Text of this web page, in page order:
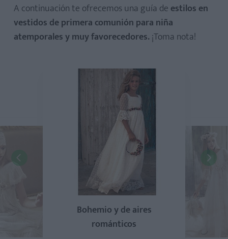
A continuación te ofrecemos una guía de estilos en
vestidos de primera comunión para niña
atemporales y muy favorecedores. ¡Toma nota!
Bohemio y de aires
románticos